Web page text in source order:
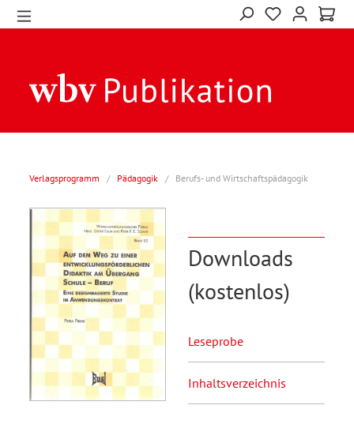
Verlagsprogramm / Pädagogik / Berufs- und Wirtschaftspädagogik
Downloads
(kostenlos)
Leseprobe
Inhaltsverzeichnis